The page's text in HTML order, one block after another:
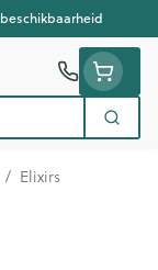
Zoek
/ Elixirs